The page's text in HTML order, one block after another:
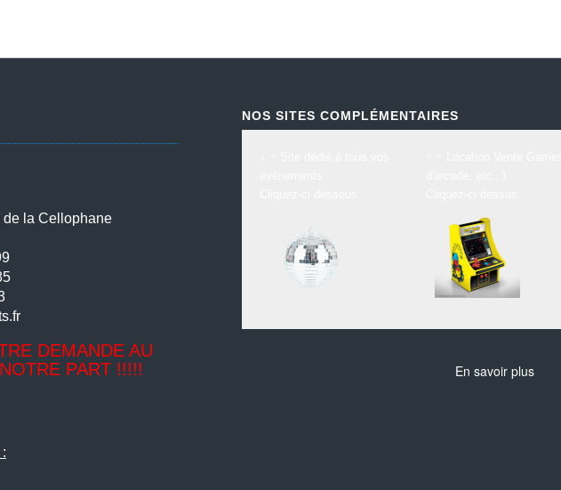
de la Cellophane
DEMANDE AU
PART !!!!!
NOS SITES COMPLÉMENTAIRES
En savoir plus